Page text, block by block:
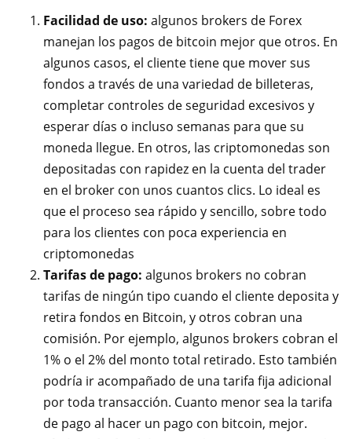
Facilidad de uso: algunos brokers de Forex
manejan los pagos de bitcoin mejor que otros. En
algunos casos, el cliente tiene que mover sus
fondos a través de una variedad de billeteras,
completar controles de seguridad excesivos y
esperar días o incluso semanas para que su
moneda llegue. En otros, las criptomonedas son
depositadas con rapidez en la cuenta del trader
en el broker con unos cuantos clics. Lo ideal es
que el proceso sea rápido y sencillo, sobre todo
para los clientes con poca experiencia en
criptomonedas
Tarifas de pago: algunos brokers no cobran
tarifas de ningún tipo cuando el cliente deposita y
retira fondos en Bitcoin, y otros cobran una
comisión. Por ejemplo, algunos brokers cobran el
1% o el 2% del monto total retirado. Esto también
podría ir acompañado de una tarifa fija adicional
por toda transacción. Cuanto menor sea la tarifa
de pago al hacer un pago con bitcoin, mejor.